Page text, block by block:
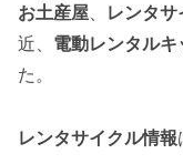
お土産屋、 レンタ
近、 電動レンタルキ
た。
レンタサイクル情報